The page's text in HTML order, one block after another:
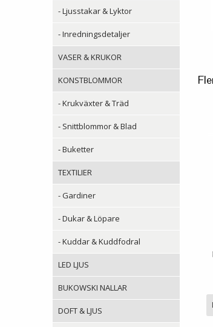
- Ljusstakar & Lyktor
- Inredningsdetaljer
VASER & KRUKOR
KONSTBLOMMOR
- Krukväxter & Träd
- Snittblommor & Blad
- Buketter
TEXTILIER
- Gardiner
- Dukar & Löpare
- Kuddar & Kuddfodral
LED LJUS
BUKOWSKI NALLAR
DOFT & LJUS